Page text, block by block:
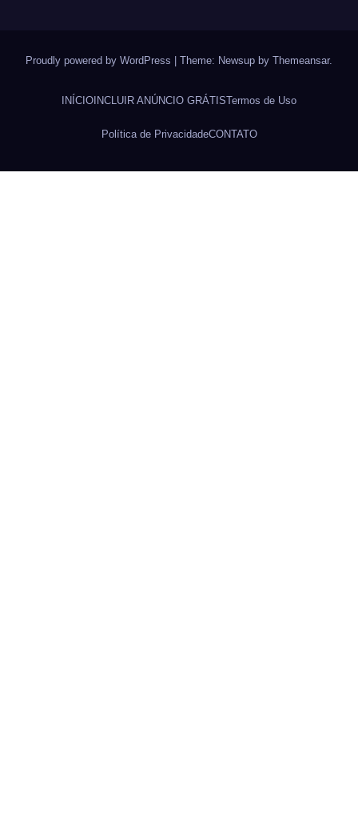
Proudly powered by WordPress Theme: Newsup by Themeansar.
INÍCIO INCLUIR ANÚNCIO GRÁTISTermos de Uso
Política de PrivacidadeCONTATO